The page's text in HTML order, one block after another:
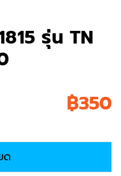
รุ่น TN
฿350
ด